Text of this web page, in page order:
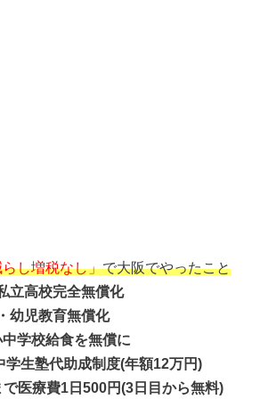
し増税なし」で大阪でやったこと
立高校完全無償化
幼児教育無償化
学校給食を無償に
学生塾代助成制度(年額12万円)
医療費1日500円(3日目から無料)